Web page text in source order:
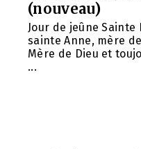
(nouveau)
Jour de jeûne Sainte
sainte Anne, mère
Mère de Dieu et
...